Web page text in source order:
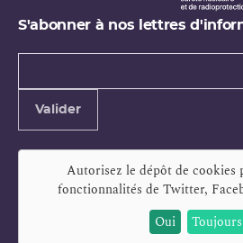
S'abonner à nos lettres
Types de
Valider
Autorisez le dépôt de cookies
fonctionnalités de Twitter,
Oui
Toujours